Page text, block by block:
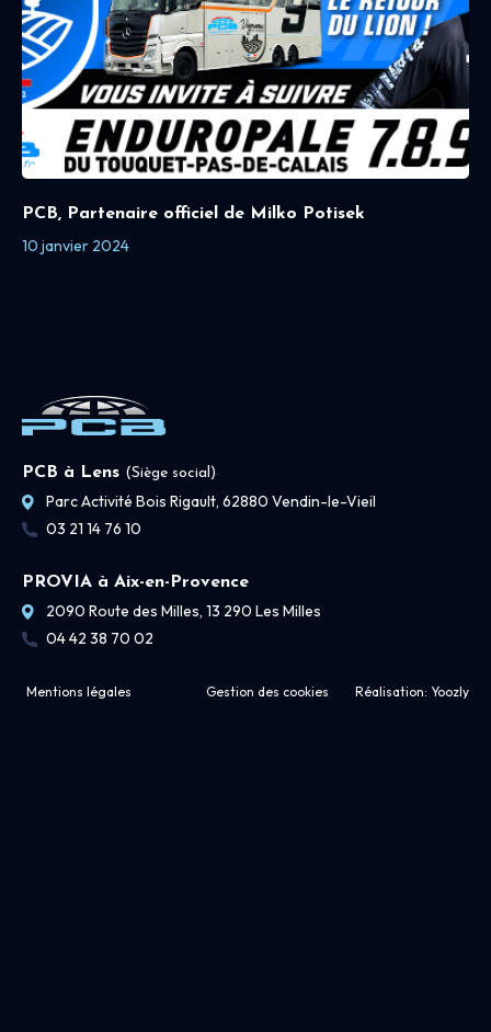
PCB, Partenaire officiel de Milko Potisek
10 janvier 2024
PCB à Lens (Siège social)
Parc Activité Bois Rigault, 62880 Vendin-le-Vieil
03 21 14 76 10
PROVIA à Aix-en-Provence
2090 Route des Milles, 13 290 Les Milles
04 42 38 70 02
Mentions légales Gestion des cookies Réalisation: Yoozly